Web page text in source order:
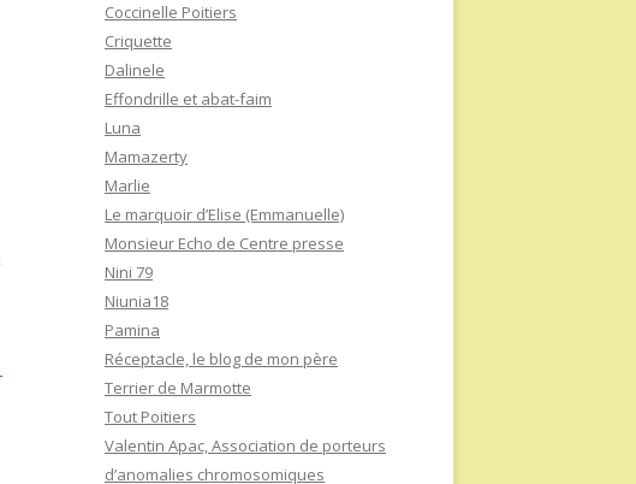
Coccinelle Poitiers
Criquette
Dalinele
Effondrille et abat-faim
Luna
Mamazerty
Marlie
Le marquoir d’Elise (Emmanuelle)
Monsieur Echo de Centre presse
Nini 79
Niunia18
Pamina
Réceptacle, le blog de mon père
Terrier de Marmotte
Tout Poitiers
Valentin Apac, Association de porteurs
d’anomalies chromosomiques